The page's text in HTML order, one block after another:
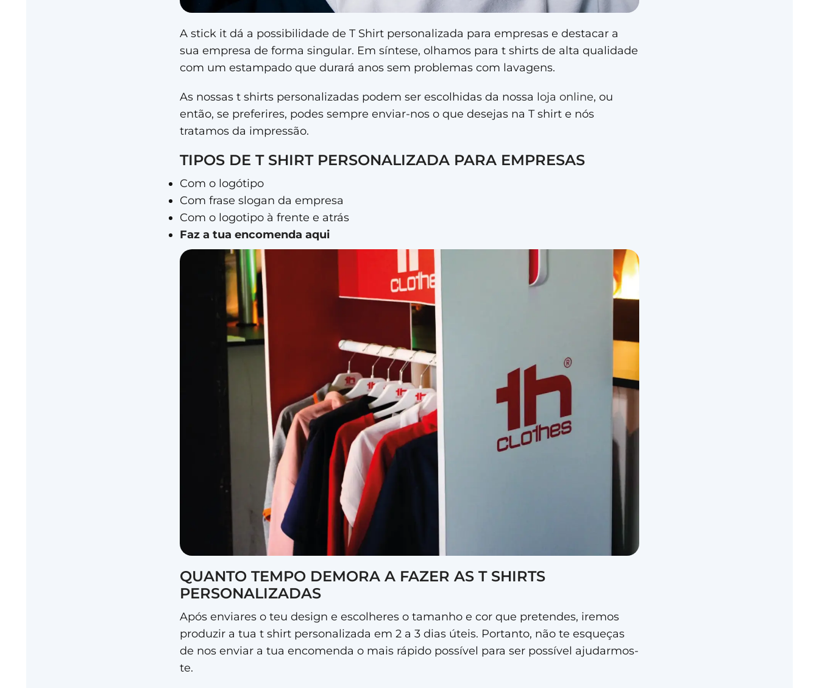
A stick it dá a possibilidade de T Shirt personalizada para empresas e destacar a
sua empresa de forma singular. Em síntese, olhamos para t shirts de alta qualidade
com um estampado que durará anos sem problemas com lavagens.
As nossas t shirts personalizadas podem ser escolhidas da nossa loja online, ou
então, se preferires, podes sempre enviar-nos o que desejas na T shirt e nós
tratamos da impressão.
TIPOS DE T SHIRT PERSONALIZADA PARA EMPRESAS
Com o logótipo
Com frase slogan da empresa
Com o logotipo à frente e atrás
Faz a tua encomenda aqui
QUANTO TEMPO DEMORA A FAZER AS T SHIRTS
PERSONALIZADAS
Após enviares o teu design e escolheres o tamanho e cor que pretendes, iremos
produzir a tua t shirt personalizada em 2 a 3 dias úteis. Portanto, não te esqueças
de nos enviar a tua encomenda o mais rápido possível para ser possível ajudarmos-
te.